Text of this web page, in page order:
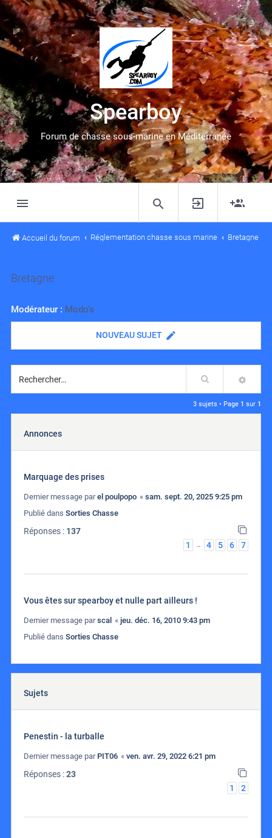
Spearboy
Forum de chasse sous-marine en Méditerranée
Accueil du forum Réglementation chasse sous marine Bretagne
Bretagne
Modérateur : Modo's
NOUVEAU SUJET
Rechercher
3 sujets • Page 1 sur 1
Annonces
Marquage des prises
Dernier message parel poulpopo « sam. sept. 20, 2025 9:25 pm
Publié dans Sorties Chasse
Réponses : 137
1
… 4 5 6 7
Vous êtes sur spearboy et nulle part ailleurs !
Dernier message parscal « jeu. déc. 16, 2010 9:43 pm
Publié dans Sorties Chasse
Sujets
Penestin - la turballe
Dernier message par PIT06 « ven. avr. 29, 2022 6:21 pm
Réponses :23
1
2